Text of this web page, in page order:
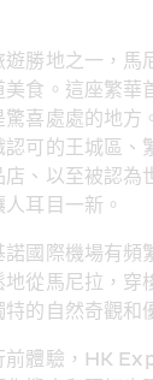
勝地之一，馬
食。這座繁華
喜處處的地方
可的王城區、
、以至被認為
耳目一新。
國際機場有頻
從馬尼拉，穿
的自然奇觀和
前體驗，HK